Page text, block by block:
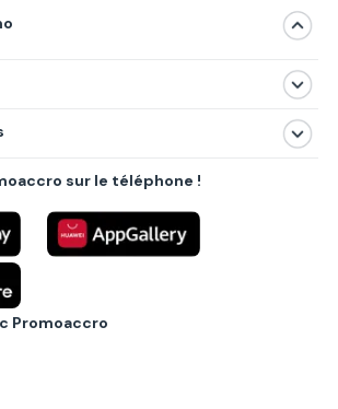
sur le téléphone !
Promoaccro